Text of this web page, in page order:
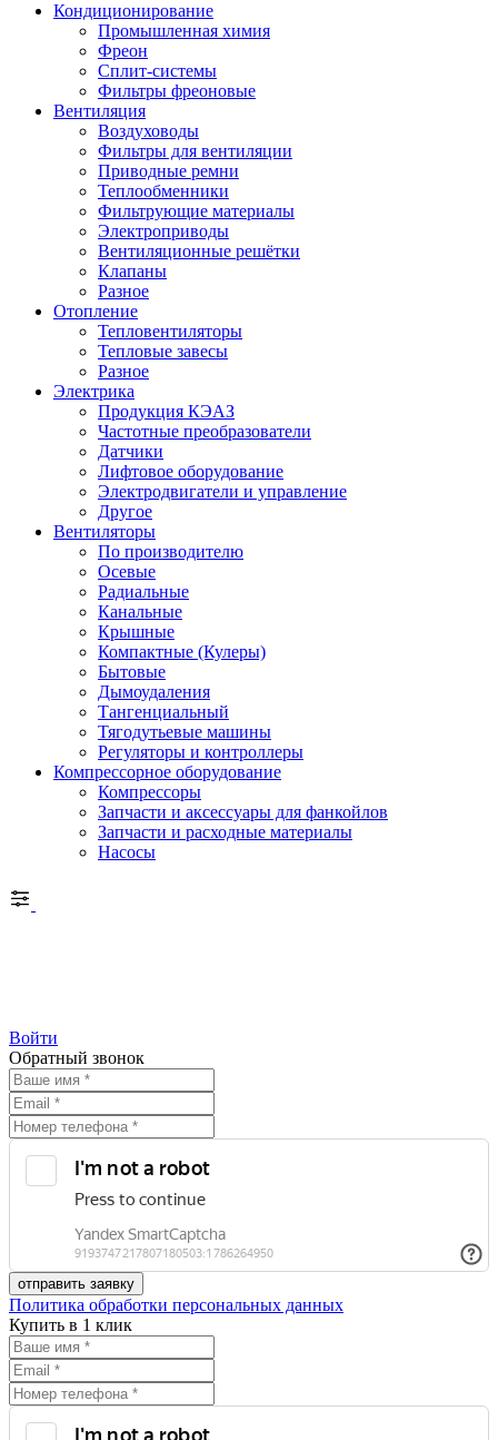
Кондиционирование
Промышленная химия
Фреон
Сплит-системы
Фильтры фреоновые
Вентиляция
Воздуховоды
Фильтры для вентиляции
Приводные ремни
Теплообменники
Фильтрующие материалы
Электроприводы
Вентиляционные решётки
Клапаны
Разное
Отопление
Тепловентиляторы
Тепловые завесы
Разное
Электрика
Продукция КЭАЗ
Частотные преобразователи
Датчики
Лифтовое оборудование
Электродвигатели и управление
Другое
Вентиляторы
По производителю
Осевые
Радиальные
Канальные
Крышные
Компактные (Кулеры)
Бытовые
Дымоудаления
Тангенциальный
Тягодутьевые машины
Регуляторы и контроллеры
Компрессорное оборудование
Компрессоры
Запчасти и аксессуары для фанкойлов
Запчасти и расходные материалы
Насосы
Войти
Обратный звонок
Политика обработки персональных данных
Купить в 1 клик